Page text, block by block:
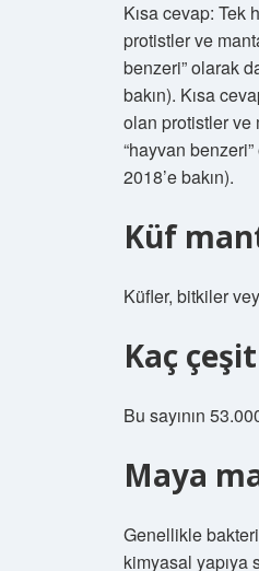
Kısa cevap: Tek
protistler ve
benzeri” olarak
bakın). Kısa
olan protistler ve
“hayvan
2018’e bakın).
Küf
Küfler, bitkiler
Kaç
Bu sayının
Maya
Genellikle
kimyasal